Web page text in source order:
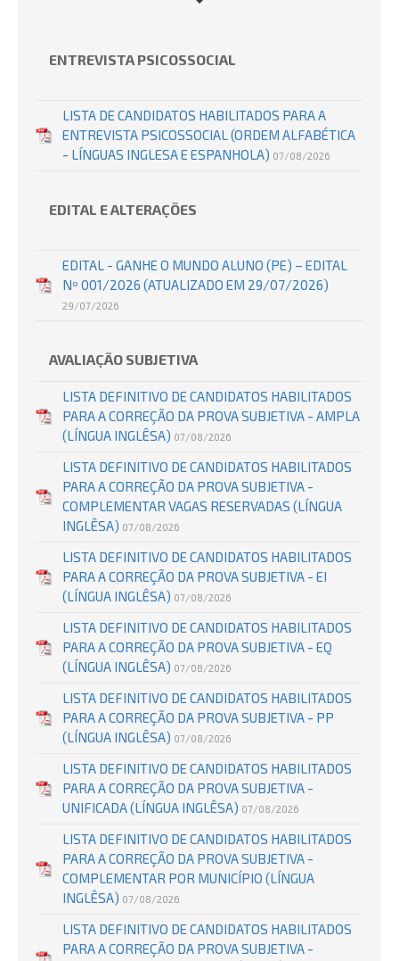
ENTREVISTA PSICOSSOCIAL
LISTA DE CANDIDATOS HABILITADOS PARA A
ENTREVISTA PSICOSSOCIAL (ORDEM ALFABÉTICA
- LÍNGUAS INGLESA E ESPANHOLA) 07/08/2026
EDITAL E ALTERAÇÕES
EDITAL - GANHE O MUNDO ALUNO (PE) – EDITAL
Nº 001/2026 (ATUALIZADO EM 29/07/2026)
29/07/2026
AVALIAÇÃO SUBJETIVA
LISTA DEFINITIVO DE CANDIDATOS HABILITADOS
PARA A CORREÇÃO DA PROVA SUBJETIVA - AMPLA
(LÍNGUA INGLÊSA) 07/08/2026
LISTA DEFINITIVO DE CANDIDATOS HABILITADOS
PARA A CORREÇÃO DA PROVA SUBJETIVA -
COMPLEMENTAR VAGAS RESERVADAS (LÍNGUA
INGLÊSA) 07/08/2026
LISTA DEFINITIVO DE CANDIDATOS HABILITADOS
PARA A CORREÇÃO DA PROVA SUBJETIVA - EI
(LÍNGUA INGLÊSA) 07/08/2026
LISTA DEFINITIVO DE CANDIDATOS HABILITADOS
PARA A CORREÇÃO DA PROVA SUBJETIVA - EQ
(LÍNGUA INGLÊSA) 07/08/2026
LISTA DEFINITIVO DE CANDIDATOS HABILITADOS
PARA A CORREÇÃO DA PROVA SUBJETIVA - PP
(LÍNGUA INGLÊSA) 07/08/2026
LISTA DEFINITIVO DE CANDIDATOS HABILITADOS
PARA A CORREÇÃO DA PROVA SUBJETIVA -
UNIFICADA (LÍNGUA INGLÊSA) 07/08/2026
LISTA DEFINITIVO DE CANDIDATOS HABILITADOS
PARA A CORREÇÃO DA PROVA SUBJETIVA -
COMPLEMENTAR POR MUNICÍPIO (LÍNGUA
INGLÊSA) 07/08/2026
LISTA DEFINITIVO DE CANDIDATOS HABILITADOS
PARA A CORREÇÃO DA PROVA SUBJETIVA -